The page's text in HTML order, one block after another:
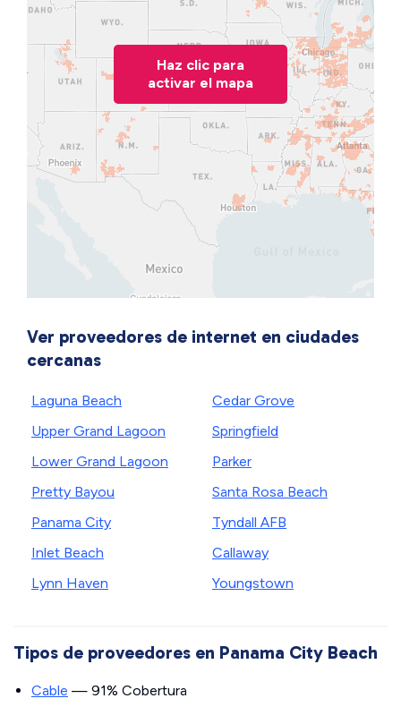
Haz clic para
activar el mapa
Ver proveedores de internet en ciudades
cercanas
Laguna Beach
Upper Grand Lagoon
Lower Grand Lagoon
Pretty Bayou
Panama City
Inlet Beach
Lynn Haven
Cedar Grove
Springfield
Parker
Santa Rosa Beach
Tyndall AFB
Callaway
Youngstown
Tipos de proveedores en Panama City Beach
Cable — 91% Cobertura